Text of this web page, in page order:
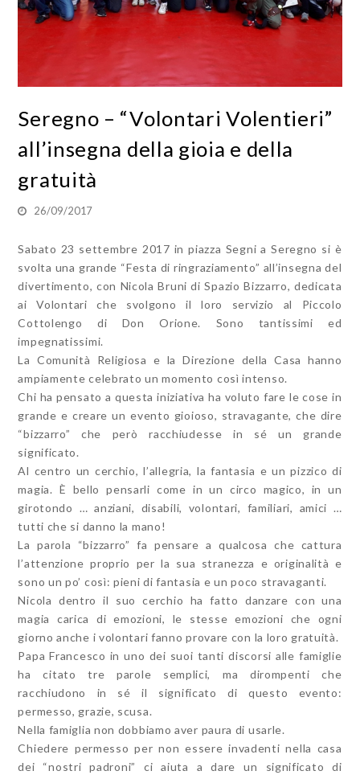
Seregno – “Volontari Volentieri”
all’insegna della gioia e della
gratuità
26/09/2017
Sabato 23 settembre 2017 in piazza Segni a Seregno si è
svolta una grande “Festa di ringraziamento” all’insegna del
divertimento, con Nicola Bruni di Spazio Bizzarro, dedicata
ai Volontari che svolgono il loro servizio al Piccolo
Cottolengo di Don Orione. Sono tantissimi ed
impegnatissimi.
La Comunità Religiosa e la Direzione della Casa hanno
ampiamente celebrato un momento così intenso.
Chi ha pensato a questa iniziativa ha voluto fare le cose in
grande e creare un evento gioioso, stravagante, che dire
“bizzarro” che però racchiudesse in sé un grande
significato.
Al centro un cerchio, l’allegria, la fantasia e un pizzico di
magia. È bello pensarli come in un circo magico, in un
girotondo … anziani, disabili, volontari, familiari, amici …
tutti che si danno la mano!
La parola “bizzarro” fa pensare a qualcosa che cattura
l’attenzione proprio per la sua stranezza e originalità e
sono un po’ così: pieni di fantasia e un poco stravaganti.
Nicola dentro il suo cerchio ha fatto danzare con una
magia carica di emozioni, le stesse emozioni che ogni
giorno anche i volontari fanno provare con la loro gratuità.
Papa Francesco in uno dei suoi tanti discorsi alle famiglie
ha citato tre parole semplici, ma dirompenti che
racchiudono in sé il significato di questo evento:
permesso, grazie, scusa.
Nella famiglia non dobbiamo aver paura di usarle.
Chiedere permesso per non essere invadenti nella casa
dei “nostri padroni” ci aiuta a dare un significato di